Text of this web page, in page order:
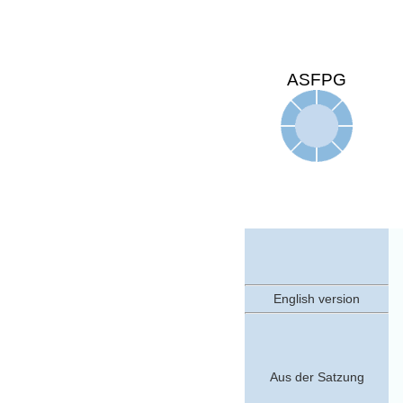
ASFPG
English version
Aus der Satzung